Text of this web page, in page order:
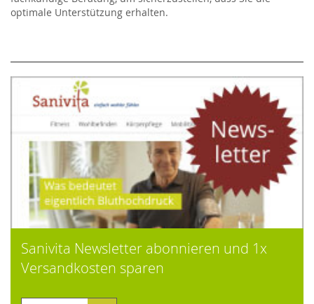
Sanivita Newsletter abonnieren und 1x
Versandkosten sparen
optimale Unterstützung erhalten.